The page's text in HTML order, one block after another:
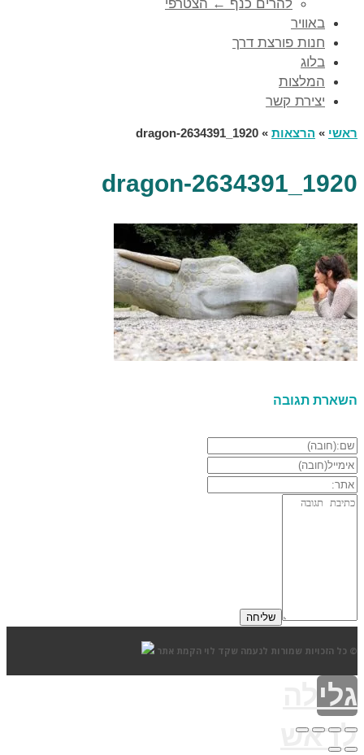
להרים כנף ← הצטרפי
באוויר
חנות פורצת דרך
בלוג
המלצות
יצירת קשר
ראשי » הרצאות »
dragon-2634391_1920
dragon-2634391_1920
השארת תגובה
© כל הזכויות שמורות לנעמה שקד לוי הקמת אתר
גלילה
לראש